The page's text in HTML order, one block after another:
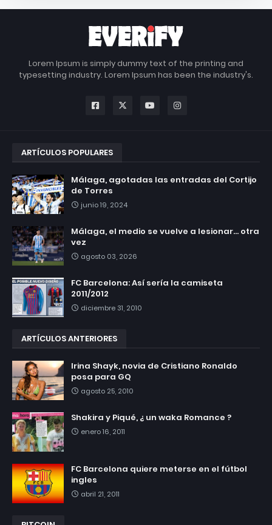
Lorem Ipsum is simply dummy text of the printing and
typesetting industry. Lorem Ipsum has been the industry's.
ARTÍCULOS POPULARES
Málaga, agotadas las entradas del Cortijo
de Torres
junio 19, 2024
Málaga, el medio se vuelve a lesionar... otra
vez
agosto 03, 2026
FC Barcelona: Así sería la camiseta
2011/2012
diciembre 31, 2010
ARTÍCULOS ANTERIORES
Irina Shayk, novia de Cristiano Ronaldo
posa para GQ
agosto 25, 2010
Shakira y Piqué, ¿ un waka Romance ?
enero 16, 2011
FC Barcelona quiere meterse en el fútbol
ingles
abril 21, 2011